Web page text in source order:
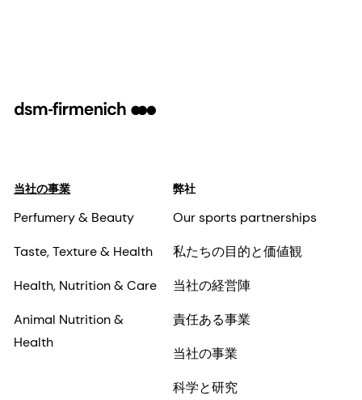
当社の事業
Perfumery & Beauty
Taste, Texture & Health
Health, Nutrition & Care
Animal Nutrition &
Health
弊社
Our sports partnerships
私たちの目的と価値観
当社の経営陣
責任ある事業
当社の事業
科学と研究